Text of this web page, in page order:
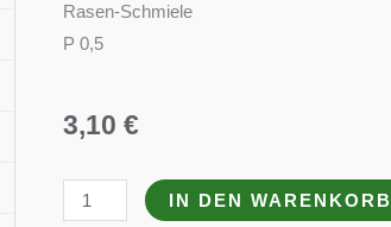
Rasen-Schmiele
P 0,5
3,10 €
Deschampsia IN DEN